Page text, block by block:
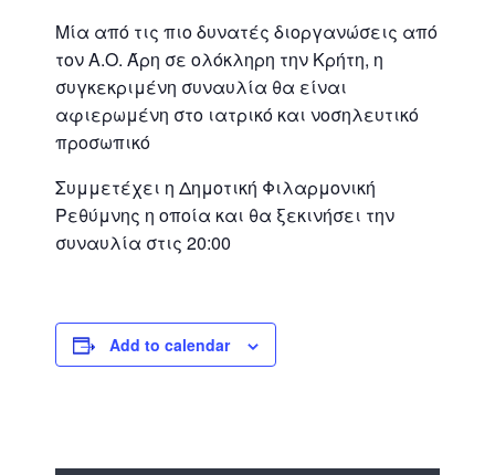
Μία από τις πιο δυνατές διοργανώσεις από
τον Α.Ο. Άρη σε ολόκληρη την Κρήτη, η
συγκεκριμένη συναυλία θα είναι
αφιερωμένη στο ιατρικό και νοσηλευτικό
προσωπικό
Συμμετέχει η Δημοτική Φιλαρμονική
Ρεθύμνης η οποία και θα ξεκινήσει την
συναυλία στις 20:00
Add to calendar